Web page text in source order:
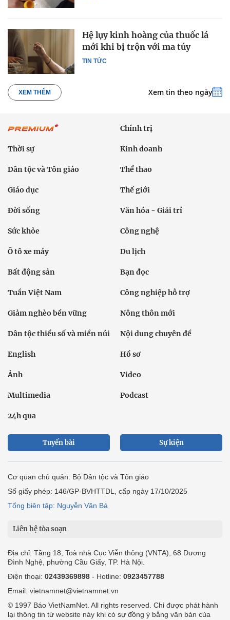
TIN TỨC
Hệ lụy kinh hoàng của thuốc lá
mới khi bị trộn với ma túy
XEM THÊM Xem tin theo ngày
Chính trị
Thời sự Kinh doanh
Dân tộc và Tôn giáo Thể thao
Giáo dục Thế giới
Đời sống Văn hóa - Giải trí
Sức khỏe Công nghệ
Ô tô xe máy Du lịch
Bất động sản Bạn đọc
Tuần Việt Nam Công nghiệp hỗ trợ
Giảm nghèo bền vững Nông thôn mới
Dân tộc thiểu số và miền núi Nội dung chuyên đề
English Hồ sơ
Ảnh Video
Multimedia Podcast
24h qua
Tuyến bài Sự kiện
Cơ quan chủ quản: Bộ Dân tộc và Tôn giáo
Số giấy phép: 146/GP-BVHTTDL, cấp ngày 17/10/2025
Tổng biên tập: Nguyễn Văn Bá
Liên hệ tòa soạn
Địa chỉ: Tầng 18, Toà nhà Cục Viễn thông (VNTA), 68 Dương
Đình Nghệ, phường Cầu Giấy, TP. Hà Nội.
Điện thoại: 02439369898 - Hotline: 0923457788
Email: vietnamnet@vietnamnet.vn
© 1997 Báo VietNamNet. All rights reserved. Chỉ được phát hành
lại thông tin từ website này khi có sự đồng ý bằng văn bản của